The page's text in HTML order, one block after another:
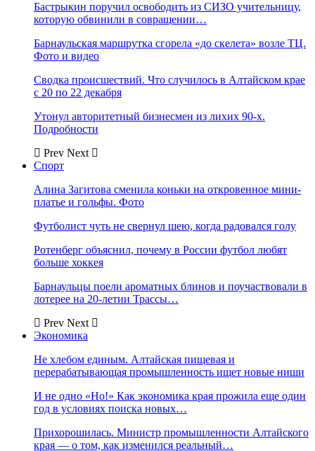
Бастрыкин поручил освободить из СИЗО учительницу,
которую обвинили в совращении…
Барнаульская маршрутка сгорела «до скелета» возле ТЦ.
Фото и видео
Сводка происшествий. Что случилось в Алтайском крае
с 20 по 22 декабря
Утонул авторитетный бизнесмен из лихих 90-х.
Подробности
Prev Next
Спорт
Алина Загитова сменила коньки на откровенное мини-
платье и гольфы. Фото
Футболист чуть не свернул шею, когда радовался голу
Ротенберг объяснил, почему в России футбол любят
больше хоккея
Барнаульцы поели ароматных блинов и поучаствовали в
лотерее на 20-летии Трассы…
Prev Next
Экономика
Не хлебом единым. Алтайская пищевая и
перерабатывающая промышленность ищет новые ниши
И не одно «Но!» Как экономика края прожила еще один
год в условиях поиска новых…
Прихорошилась. Министр промышленности Алтайского
края — о том, как изменился реальный…